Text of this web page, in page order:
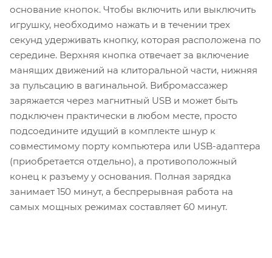
основание кнопок. Чтобы включить или выключить
игрушку, необходимо нажать и в течении трех
секунд удерживать кнопку, которая расположена по
середине. Верхняя кнопка отвечает за включение
манящих движений на клиторальной части, нижняя
за пульсацию в вагинальной. Вибромассажер
заряжается через магнитный USB и может быть
подключен практически в любом месте, просто
подсоедините идущий в комплекте шнур к
совместимому порту компьютера или USB-адаптера
(приобретается отдельно), а противоположный
конец к разъему у основания. Полная зарядка
занимает 150 минут, а беспрерывная работа на
самых мощных режимах составляет 60 минут.